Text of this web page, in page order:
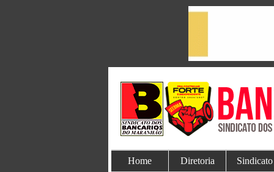
Home Diretoria Sindicato